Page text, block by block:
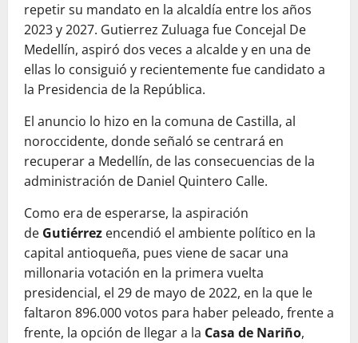
repetir su mandato en la alcaldía entre los años
2023 y 2027. Gutierrez Zuluaga fue Concejal De
Medellín, aspiró dos veces a alcalde y en una de
ellas lo consiguió y recientemente fue candidato a
la Presidencia de la República.
El anuncio lo hizo en la comuna de Castilla, al
noroccidente, donde señaló se centrará en
recuperar a Medellín, de las consecuencias de la
administración de Daniel Quintero Calle.
Como era de esperarse, la aspiración
de Gutiérrez encendió el ambiente político en la
capital antioqueña, pues viene de sacar una
millonaria votación en la primera vuelta
presidencial, el 29 de mayo de 2022, en la que le
faltaron 896.000 votos para haber peleado, frente a
frente, la opción de llegar a la Casa de Nariño,